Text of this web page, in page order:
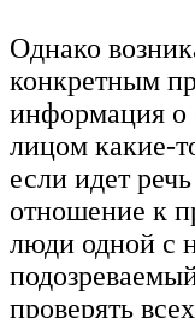
Однако
конкретным
информация о
лицом какие-
если идет
отношение к
люди одной с
проверять